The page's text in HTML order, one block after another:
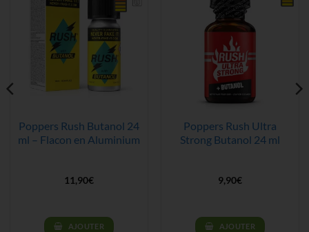
Poppers Rush Butanol 24
ml – Flacon en Aluminium
11,90€
AJOUTER
Poppers Rush Ultra
Strong Butanol 24 ml
9,90€
AJOUTER